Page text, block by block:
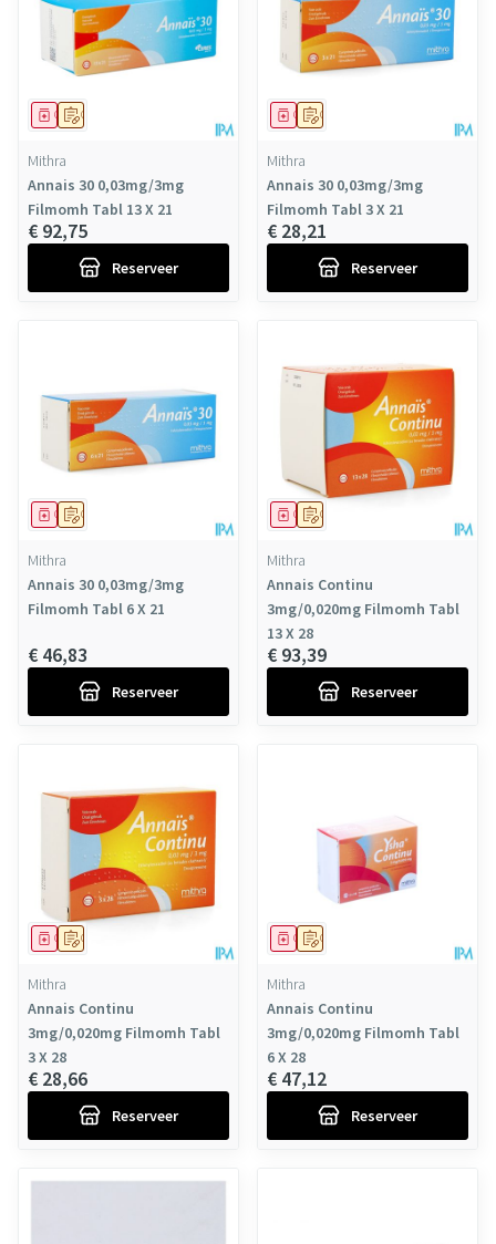
Op voorschrift
Geneesmiddel
Mithra
Annais 30 0,03mg/3mg
Filmomh Tabl 13 X 21
€ 92,75
Reserveer
Op voorschrift
Geneesmiddel
Mithra
Annais 30 0,03mg/3mg
Filmomh Tabl 3 X 21
€ 28,21
Reserveer
Op voorschrift
Geneesmiddel
Mithra
Annais 30 0,03mg/3mg
Filmomh Tabl 6 X 21
€ 46,83
Reserveer
Op voorschrift
Geneesmiddel
Mithra
Annais Continu
3mg/0,020mg Filmomh Tabl
13 X 28
€ 93,39
Reserveer
Op voorschrift
Geneesmiddel
Mithra
Annais Continu
3mg/0,020mg Filmomh Tabl
3 X 28
€ 28,66
Reserveer
Op voorschrift
Geneesmiddel
Mithra
Annais Continu
3mg/0,020mg Filmomh Tabl
6 X 28
€ 47,12
Reserveer